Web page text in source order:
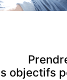
objectifs